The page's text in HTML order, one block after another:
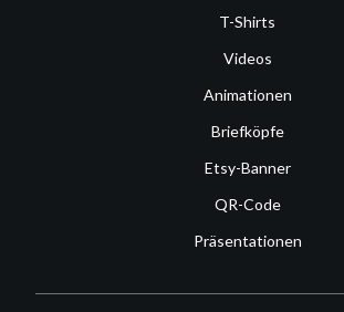
T-Shirts
Videos
Animationen
Briefköpfe
Etsy-Banner
QR-Code
Präsentationen